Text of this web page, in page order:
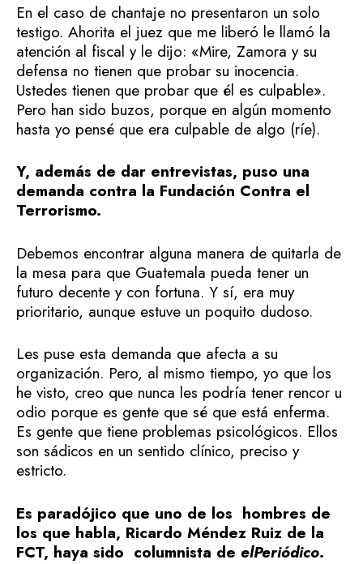
En el caso de chantaje no presentaron un solo
testigo. Ahorita el juez que me liberó le llamó la
atención al fiscal y le dijo: «Mire, Zamora y su
defensa no tienen que probar su inocencia.
Ustedes tienen que probar que él es culpable».
Pero han sido buzos, porque en algún momento
hasta yo pensé que era culpable de algo (ríe).
Y, además de dar entrevistas, puso una
demanda contra la Fundación Contra el
Terrorismo.
Debemos encontrar alguna manera de quitarla de
la mesa para que Guatemala pueda tener un
futuro decente y con fortuna. Y sí, era muy
prioritario, aunque estuve un poquito dudoso.
Les puse esta demanda que afecta a su
organización. Pero, al mismo tiempo, yo que los
he visto, creo que nunca les podría tener rencor u
odio porque es gente que sé que está enferma.
Es gente que tiene problemas psicológicos. Ellos
son sádicos en un sentido clínico, preciso y
estricto.
Es paradójico que uno de los hombres de
los que habla, Ricardo Méndez Ruiz de la
FCT, haya sido columnista de elPeriódico.